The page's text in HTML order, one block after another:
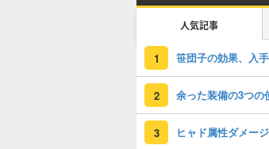
人気記事
1 笹団子の効果、入
2 余った装備の3つの
3